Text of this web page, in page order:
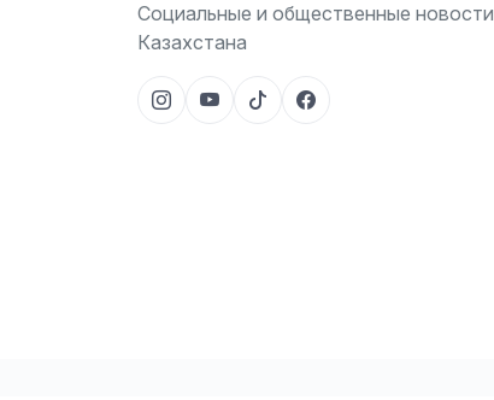
Социальные и общественные новости
Казахстана